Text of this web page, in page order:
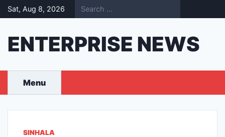
Skip
to
Sat, Aug 8, 2026
ENTERPRISE NEWS
Menu
SINHALA